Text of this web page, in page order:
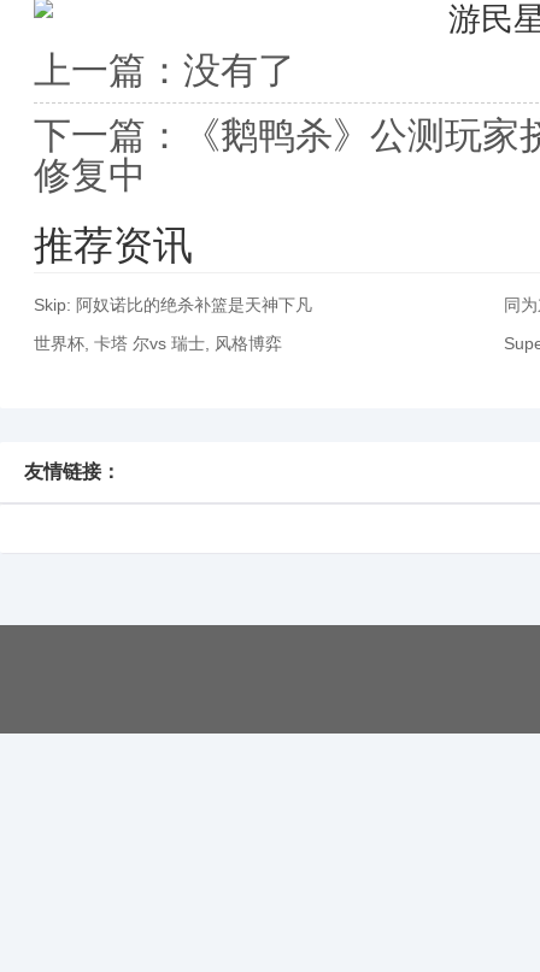
上一篇：没有了
下一篇：
《鹅鸭杀》公测玩
修复中
推荐资讯
Skip: 阿奴诺比的绝杀补篮是天神下凡
同
世界杯, 卡塔 尔vs 瑞士, 风格博弈
友情链接：